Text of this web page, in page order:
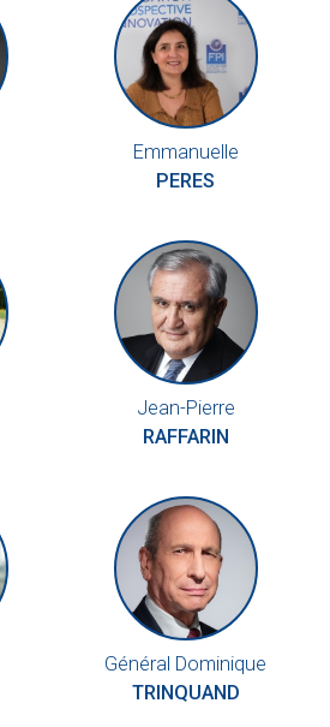
Emmanuelle
PERES
Jean-Pierre
RAFFARIN
Général Dominique
TRINQUAND